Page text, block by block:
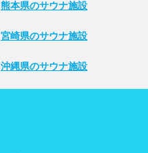
熊本県のサウナ施設
宮崎県のサウナ施設
沖縄県のサウナ施設